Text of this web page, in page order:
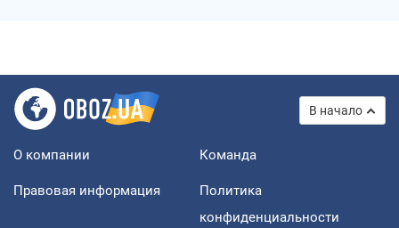
В начало
О компании Команда
Правовая информация
Политика
конфиденциальности